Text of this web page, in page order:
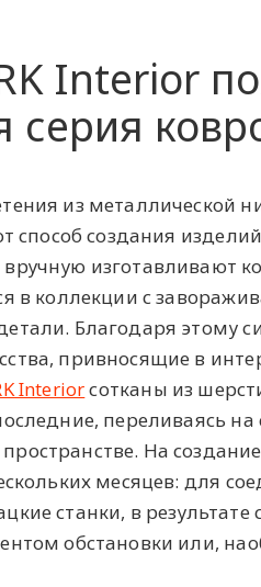
Interior
серия
из металлической
способ создания
изготавливают
в коллекции с
Благодаря этому
привносящие в
Interiorсотканы из
переливаясь на
На
месяцев: для
станки, в
обстановки или,